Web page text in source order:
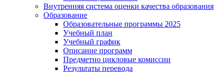
Внутренняя система оценки качества образования
Образование
Образовательные программы 2025
Учебный план
Учебный график
Описание программ
Предметно цикловые комиссии
Результаты перевода